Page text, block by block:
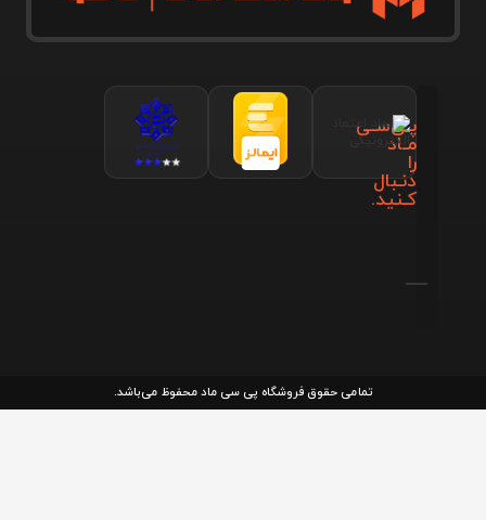
پـی‌سـی
مـاد
را
دنـبال
کـنید.
تمامی حقوق فروشگاه پی سی ماد محفوظ می‌باشد.